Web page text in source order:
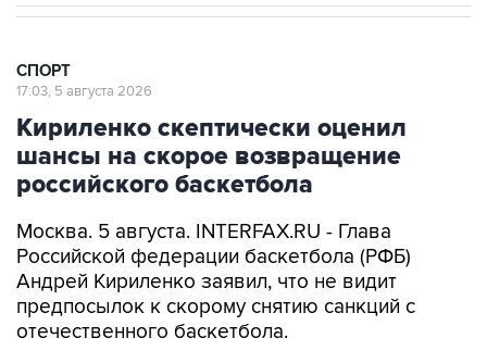
СПОРТ
17:03, 5 августа 2026
Кириленко скептически оценил
шансы на скорое возвращение
российского баскетбола
Москва. 5 августа. INTERFAX.RU - Глава
Российской федерации баскетбола (РФБ)
Андрей Кириленко заявил, что не видит
предпосылок к скорому снятию санкций с
отечественного баскетбола.